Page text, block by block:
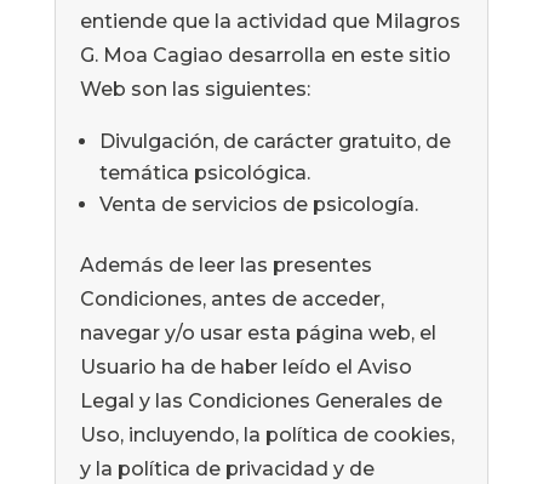
entiende que la actividad que Milagros
G. Moa Cagiao desarrolla en este sitio
Web son las siguientes:
Divulgación, de carácter gratuito, de
temática psicológica.
Venta de servicios de psicología.
Además de leer las presentes
Condiciones, antes de acceder,
navegar y/o usar esta página web, el
Usuario ha de haber leído el Aviso
Legal y las Condiciones Generales de
Uso, incluyendo, la política de cookies,
y la política de privacidad y de